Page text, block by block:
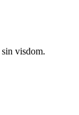
visdom.